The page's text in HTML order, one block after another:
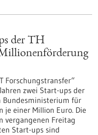
der TH
Forschungstransfer“
zwei Start-ups der
Bundesministerium für
je einer Million Euro. Die
vergangenen Freitag
Start-ups sind